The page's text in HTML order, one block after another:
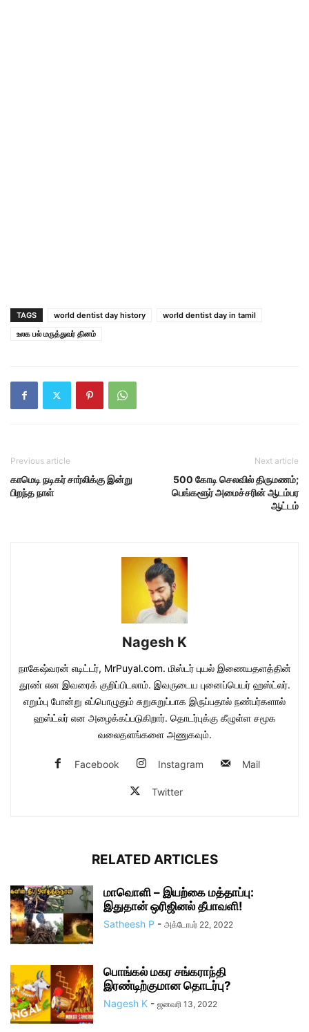
TAGS world dentist day history
world dentist day in tamil
உலக பல் மருத்துவர் தினம்
Previous article
காமெடி நடிகர் சார்லிக்கு இன்று
பிறந்த நாள்
Next article
500 கோடி செலவில் திருமணம்;
பெங்களூர் அமைச்சரின் ஆடம்பர
ஆட்டம்
Nagesh K
நாகேஷ்வரன் எடிட்டர், MrPuyal.com. மிஸ்டர் புயல் இணையதளத்தின்
தூண் என இவரைக் குறிப்பிடலாம். இவருடைய புனைப்பெயர் ஹஸ்ட்லர்.
எறும்பு போன்று எப்பொழுதும் சுறுசுறுப்பாக இருப்பதால் நண்பர்களால்
ஹஸ்ட்லர் என அழைக்கப்படுகிறார். தொடர்புக்கு கீழுள்ள சமூக
வலைதளங்களை அணுகவும்.
Facebook Instagram Mail
Twitter
RELATED ARTICLES
மாவொளி – இயற்கை மத்தாப்பு:
இதுதான் ஒரிஜினல் தீபாவளி!
Satheesh P - அக்டோபர் 22, 2022
பொங்கல் மகர சங்கராந்தி
இரண்டிற்குமான தொடர்பு?
Nagesh K - ஜனவரி 13, 2022